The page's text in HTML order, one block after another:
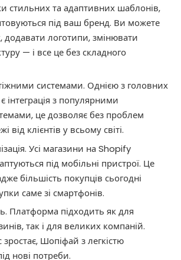
стильних та адаптивних шаблонів,
під ваш бренд. Ви можете
додавати логотипи, змінювати
— і все це без складного
системами. Однією з головних
інтеграція з популярними
це дозволяє без проблем
від клієнтів у всьому світі.
Усі магазини на Shopify
під мобільні пристрої. Це
більшість покупців сьогодні
саме зі смартфонів.
Платформа підходить як для
так і для великих компаній.
Шопіфай з легкістю
нові потреби.